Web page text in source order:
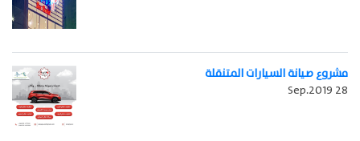
مشروع صيانة السيارات المتنقلة
Sep.2019 28